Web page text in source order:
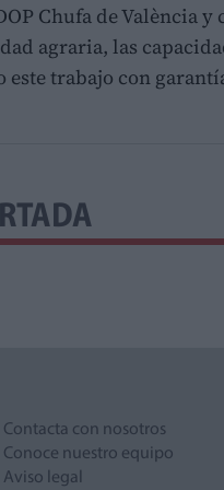
Chufa de València
agraria, las
este trabajo con
Contacta con nosotros
Conoce nuestro equipo
Aviso legal